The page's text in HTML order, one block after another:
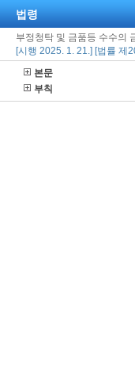
법령
부정청탁 및 금품등 수수의
[시행 2025. 1. 21.] [법률 제
본문
부칙